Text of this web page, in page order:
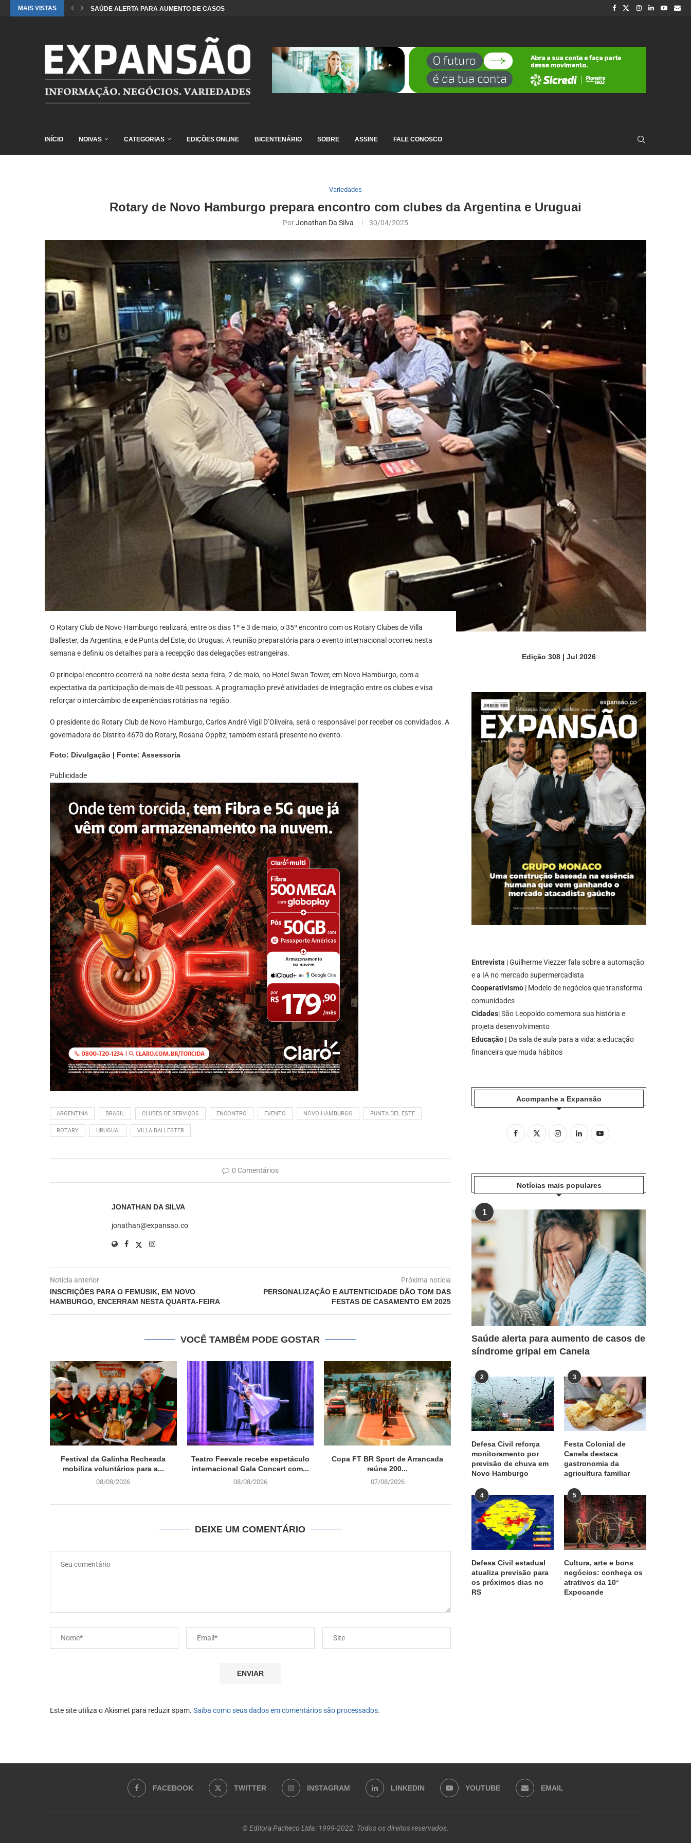
MAIS VISTAS SAÚDE ALERTA PARA AUMENTO DE CASOS DE SÍNDROME GRIPAL EM...
INÍCIO NOIVAS CATEGORIAS EDIÇÕES ONLINE BICENTENÁRIO SOBRE ASSINE FALE CONOSCO
Variedades
Rotary de Novo Hamburgo prepara encontro com clubes da Argentina e Uruguai
PorJonathan Da Silva 30/04/2025
O Rotary Club de Novo Hamburgo realizará, entre os dias 1º e 3 de maio, o 35º encontro com os Rotary Clubes de Villa
Ballester, da Argentina, e de Punta del Este, do Uruguai. A reunião preparatória para o evento internacional ocorreu nesta
semana e definiu os detalhes para a recepção das delegações estrangeiras.
O principal encontro ocorrerá na noite desta sexta-feira, 2 de maio, no Hotel Swan Tower, em Novo Hamburgo, com a
expectativa da participação de mais de 40 pessoas. A programação prevê atividades de integração entre os clubes e visa
reforçar o intercâmbio de experiências rotárias na região.
O presidente do Rotary Club de Novo Hamburgo, Carlos André Vigil D’Oliveira, será o responsável por receber os convidados. A
governadora do Distrito 4670 do Rotary, Rosana Oppitz, também estará presente no evento.
Foto: Divulgação | Fonte: Assessoria
Publicidade
ARGENTINA BRASIL CLUBES DE SERVIÇOS ENCONTRO EVENTO NOVO HAMBURGO PUNTA DEL ESTE
ROTARY URUGUAI VILLA BALLESTER
0 Comentários
JONATHAN DA SILVA
jonathan@expansao.co
Notícia anterior
INSCRIÇÕES PARA O FEMUSIK, EM NOVO
HAMBURGO, ENCERRAM NESTA QUARTA-FEIRA
Próxima notícia
PERSONALIZAÇÃO E AUTENTICIDADE DÃO TOM DAS
FESTAS DE CASAMENTO EM 2025
VOCÊ TAMBÉM PODE GOSTAR
Festival da Galinha Recheada
mobiliza voluntários para a...
08/08/2026
Teatro Feevale recebe espetáculo
internacional Gala Concert com...
08/08/2026
Copa FT BR Sport de Arrancada
reúne 200...
07/08/2026
DEIXE UM COMENTÁRIO
Este site utiliza o Akismet para reduzir spam. Saiba como seus dados em comentários são processados.
Edição 308 | Jul 2026
Entrevista | Guilherme Viezzer fala sobre a automação
e a IA no mercado supermercadista
Cooperativismo | Modelo de negócios que transforma
comunidades
Cidades| São Leopoldo comemora sua história e
projeta desenvolvimento
Educação | Da sala de aula para a vida: a educação
financeira que muda hábitos
Acompanhe a Expansão
Notícias mais populares
1
Saúde alerta para aumento de casos de
síndrome gripal em Canela
2
Defesa Civil reforça
monitoramento por
previsão de chuva em
Novo Hamburgo
3
Festa Colonial de
Canela destaca
gastronomia da
agricultura familiar
4
Defesa Civil estadual
atualiza previsão para
os próximos dias no
RS
5
Cultura, arte e bons
negócios: conheça os
atrativos da 10ª
Expocande
FACEBOOK TWITTER INSTAGRAM LINKEDIN YOUTUBE EMAIL
© Editora Pacheco Ltda. 1999-2022. Todos os direitos reservados.